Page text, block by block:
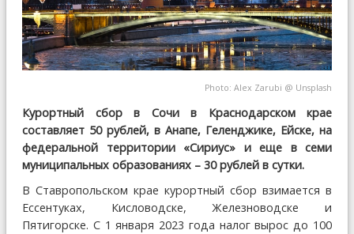
Photo: Alex Zarubi @ Unsplash
Курортный сбор в Сочи в Краснодарском крае
составляет 50 рублей, в Анапе, Геленджике, Ейске, на
федеральной территории «Сириус» и еще в семи
муниципальных образованиях – 30 рублей в сутки.
В Ставропольском крае курортный сбор взимается в
Ессентуках, Кисловодске, Железноводске и
Пятигорске. С 1 января 2023 года налог вырос до 100